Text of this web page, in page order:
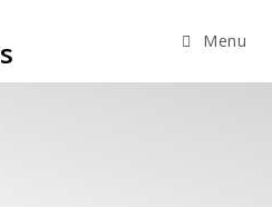
Menu